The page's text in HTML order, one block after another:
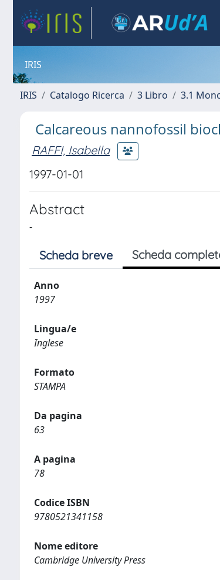
IRIS
IRIS Catalogo Ricerca 3 Libro 3.1
Calcareous nannofossil
RAFFI, Isabella
1997-01-01
Abstract
-
Scheda breve Scheda
Anno
1997
Lingua/e
Inglese
Formato
STAMPA
Da pagina
63
A pagina
78
Codice ISBN
9780521341158
Nome editore
Cambridge University Press